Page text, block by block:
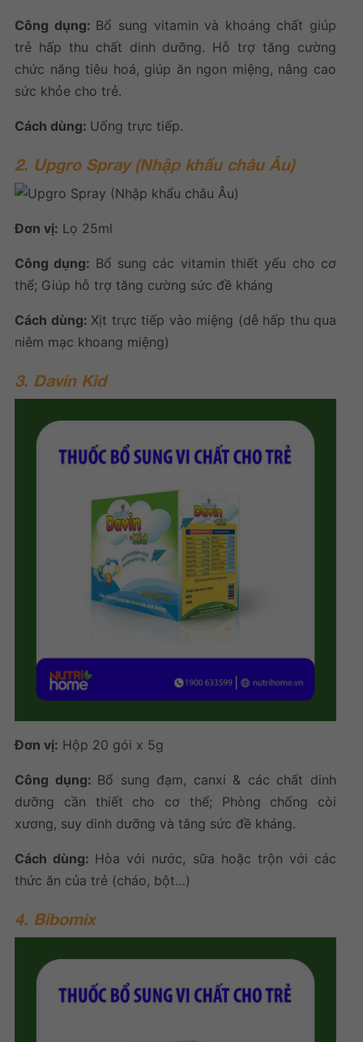
Công dụng: Bổ sung vitamin và khoáng chất giúp
trẻ hấp thu chất dinh dưỡng. Hỗ trợ tăng cường
chức năng tiêu hoá, giúp ăn ngon miệng, nâng cao
sức khỏe cho trẻ.
Cách dùng: Uống trực tiếp.
2. Upgro Spray (Nhập khẩu châu Âu)
Đơn vị: Lọ 25ml
Công dụng: Bổ sung các vitamin thiết yếu cho cơ
thể; Giúp hỗ trợ tăng cường sức đề kháng
Cách dùng: Xịt trực tiếp vào miệng (dễ hấp thu qua
niêm mạc khoang miệng)
3. Davin Kid
Đơn vị: Hộp 20 gói x 5g
Công dụng: Bổ sung đạm, canxi & các chất dinh
dưỡng cần thiết cho cơ thể; Phòng chống còi
xương, suy dinh dưỡng và tăng sức đề kháng.
Cách dùng: Hòa với nước, sữa hoặc trộn với các
thức ăn của trẻ (cháo, bột…)
4. Bibomix